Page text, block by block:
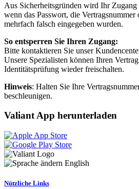
Aus Sicherheitsgründen wird Ihr Zugang
wenn das Passwort, die
mehrfach falsch eingegeben wurden.
So entsperren Sie Ihren Zugang:
Bitte kontaktieren Sie unser
Unsere Spezialisten können Ihren
Identitätsprüfung wieder freischalten.
Hinweis: Halten Sie Ihre
beschleunigen.
Valiant App herunterladen
English
Nützliche Links